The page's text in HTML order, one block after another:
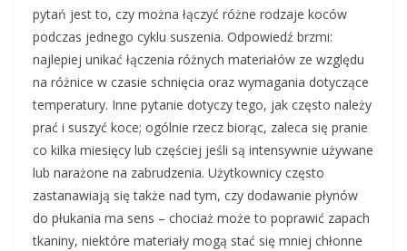
pytań jest to, czy można łączyć różne rodzaje koców
podczas jednego cyklu suszenia. Odpowiedź brzmi:
najlepiej unikać łączenia różnych materiałów ze względu
na różnice w czasie schnięcia oraz wymagania dotyczące
temperatury. Inne pytanie dotyczy tego, jak często należy
prać i suszyć koce; ogólnie rzecz biorąc, zaleca się pranie
co kilka miesięcy lub częściej jeśli są intensywnie używane
lub narażone na zabrudzenia. Użytkownicy często
zastanawiają się także nad tym, czy dodawanie płynów
do płukania ma sens – chociaż może to poprawić zapach
tkaniny, niektóre materiały mogą stać się mniej chłonne